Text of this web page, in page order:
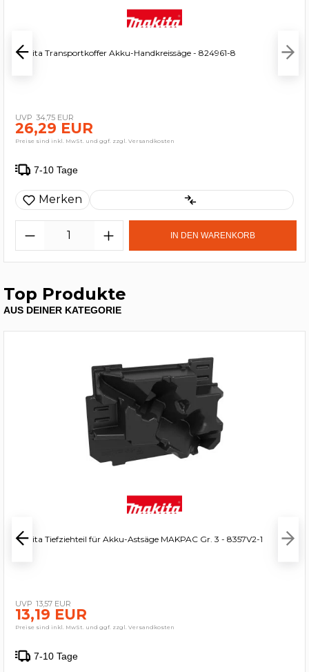
Makita Transportkoffer Akku-Handkreissäge - 824961-8
34,75 EUR
26,29 EUR
Preise sind inkl. MwSt. und ggf. zzgl. Versandkosten
7-10 Tage
Merken
IN DEN WARENKORB
Top Produkte
AUS DEINER KATEGORIE
Makita Tiefziehteil für Akku-Astsäge MAKPAC Gr. 3 - 8357V2-1
13,57 EUR
13,19 EUR
Preise sind inkl. MwSt. und ggf. zzgl. Versandkosten
7-10 Tage